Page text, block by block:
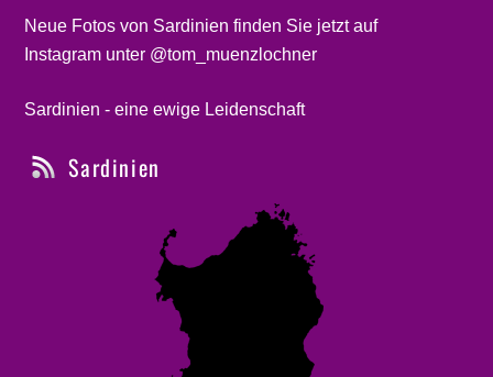
Neue Fotos von Sardinien finden Sie jetzt auf
Instagram unter @tom_muenzlochner
Sardinien - eine ewige Leidenschaft
Sardinien